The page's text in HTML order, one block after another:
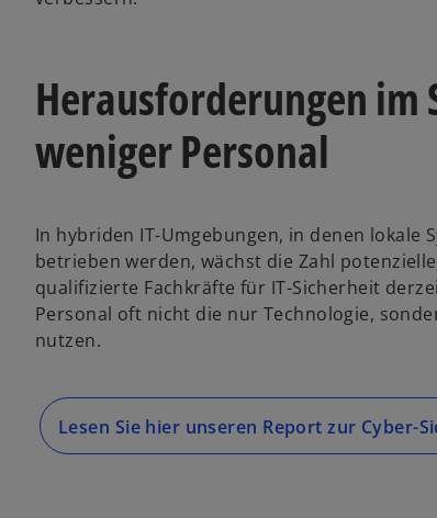
Herausforderungen im
weniger Personal
In hybriden IT-Umgebungen, in denen lokale
betrieben werden, wächst die Zahl
qualifizierte Fachkräfte für IT-Sicherheit
Personal oft nicht die nur Technologie,
nutzen.
Lesen Sie hier unseren Report zur Cyber-